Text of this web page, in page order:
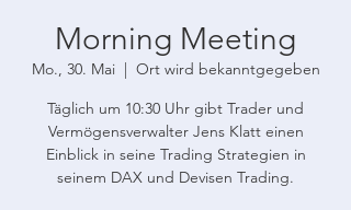
Morning Meeting
Mo., 30. Mai
  |
Ort wird bekanntgegeben
Täglich um 10:30 Uhr gibt Trader und
Vermögensverwalter Jens Klatt einen
Einblick in seine Trading Strategien in
seinem DAX und Devisen Trading.